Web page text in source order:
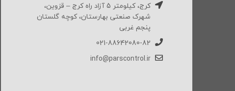
کرج، کیلومتر 5 آزاد راه کرج – قزوین،
شهرک صنعتی بهارستان، کوچه گلستان
پنجم غربی
021-88642080-82
info@parscontrol.ir